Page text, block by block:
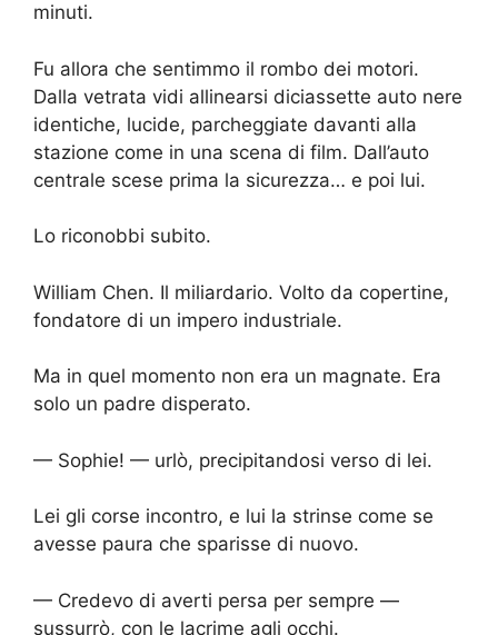
minuti.
Fu allora che sentimmo il rombo dei motori.
Dalla vetrata vidi allinearsi diciassette auto nere
identiche, lucide, parcheggiate davanti alla
stazione come in una scena di film. Dall’auto
centrale scese prima la sicurezza… e poi lui.
Lo riconobbi subito.
William Chen. Il miliardario. Volto da copertine,
fondatore di un impero industriale.
Ma in quel momento non era un magnate. Era
solo un padre disperato.
— Sophie! — urlò, precipitandosi verso di lei.
Lei gli corse incontro, e lui la strinse come se
avesse paura che sparisse di nuovo.
— Credevo di averti persa per sempre —
sussurrò, con le lacrime agli occhi.